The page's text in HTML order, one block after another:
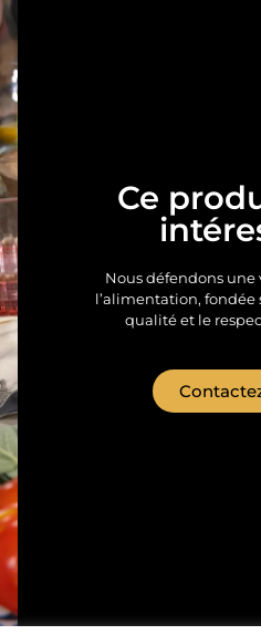
Ce
Nous défendons
l’alimentation, fondée
qualité et le